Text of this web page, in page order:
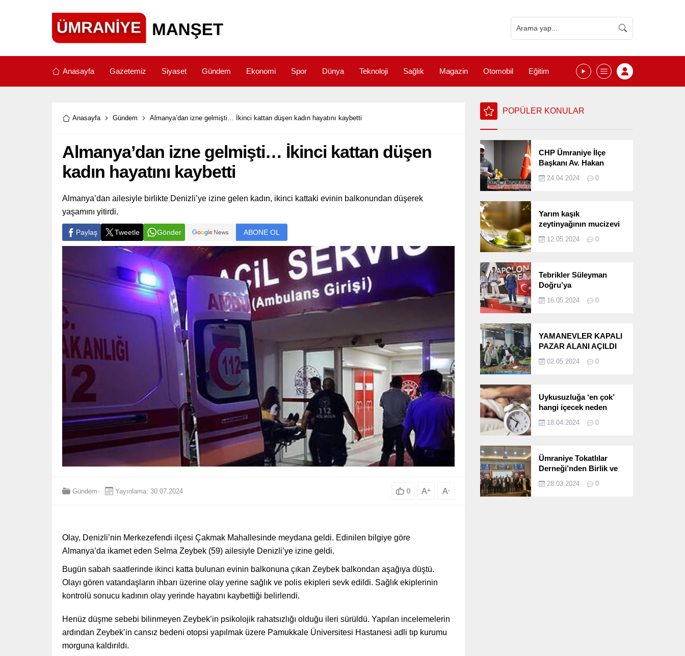
Anasayfa Gazetemiz Siyaset Gündem Ekonomi Spor Dünya Teknoloji Sağlık Magazin Otomobil Eğitim
Anasayfa Gündem Almanya’dan izne gelmişti… İkinci kattan düşen kadın hayatını kaybetti
Almanya’dan izne gelmişti… İkinci kattan düşen
kadın hayatını kaybetti
Almanya’dan ailesiyle birlikte Denizli’ye izine gelen kadın, ikinci kattaki evinin balkonundan düşerek
yaşamını yitirdi.
Paylaş Tweetle Gönder ABONE OL
Gündem Yayınlama: 30.07.2024 0 A+ A-
Olay, Denizli’nin Merkezefendi ilçesi Çakmak Mahallesinde meydana geldi. Edinilen bilgiye göre
Almanya’da ikamet eden Selma Zeybek (59) ailesiyle Denizli’ye izine geldi.
Bugün sabah saatlerinde ikinci katta bulunan evinin balkonuna çıkan Zeybek balkondan aşağıya düştü.
Olayı gören vatandaşların ihbarı üzerine olay yerine sağlık ve polis ekipleri sevk edildi. Sağlık ekiplerinin
kontrolü sonucu kadının olay yerinde hayatını kaybettiği belirlendi.
Henüz düşme sebebi bilinmeyen Zeybek’in psikolojik rahatsızlığı olduğu ileri sürüldü. Yapılan incelemelerin
ardından Zeybek’in cansız bedeni otopsi yapılmak üzere Pamukkale Üniversitesi Hastanesi adli tıp kurumu
morguna kaldırıldı.
POPÜLER KONULAR
CHP Ümraniye İlçe
Başkanı Av. Hakan
Seçimlerini
24.04.2024 0
Yarım kaşık
zeytinyağının mucizevi
12.05.2024 0
Tebrikler Süleyman
Doğru’ya
16.05.2024 0
YAMANEVLER KAPALI
PAZAR ALANI AÇILDI
02.05.2024 0
Uykusuzluğa ‘en çok’
hangi içecek neden
18.04.2024 0
Ümraniye Tokatlılar
Derneği’nden Birlik ve
Programı
28.03.2024 0